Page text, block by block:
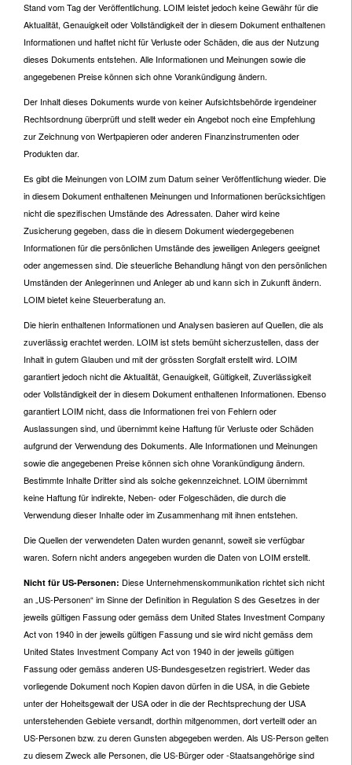
Stand vom Tag der Veröffentlichung. LOIM leistet jedoch keine Gewähr für die
Aktualität, Genauigkeit oder Vollständigkeit der in diesem Dokument enthaltenen
Informationen und haftet nicht für Verluste oder Schäden, die aus der Nutzung
dieses Dokuments entstehen. Alle Informationen und Meinungen sowie die
angegebenen Preise können sich ohne Vorankündigung ändern.
Der Inhalt dieses Dokuments wurde von keiner Aufsichtsbehörde irgendeiner
Rechtsordnung überprüft und stellt weder ein Angebot noch eine Empfehlung
zur Zeichnung von Wertpapieren oder anderen Finanzinstrumenten oder
Produkten dar.
Es gibt die Meinungen von LOIM zum Datum seiner Veröffentlichung wieder. Die
in diesem Dokument enthaltenen Meinungen und Informationen berücksichtigen
nicht die spezifischen Umstände des Adressaten. Daher wird keine
Zusicherung gegeben, dass die in diesem Dokument wiedergegebenen
Informationen für die persönlichen Umstände des jeweiligen Anlegers geeignet
oder angemessen sind. Die steuerliche Behandlung hängt von den persönlichen
Umständen der Anlegerinnen und Anleger ab und kann sich in Zukunft ändern.
LOIM bietet keine Steuerberatung an.
Die hierin enthaltenen Informationen und Analysen basieren auf Quellen, die als
zuverlässig erachtet werden. LOIM ist stets bemüht sicherzustellen, dass der
Inhalt in gutem Glauben und mit der grössten Sorgfalt erstellt wird. LOIM
garantiert jedoch nicht die Aktualität, Genauigkeit, Gültigkeit, Zuverlässigkeit
oder Vollständigkeit der in diesem Dokument enthaltenen Informationen. Ebenso
garantiert LOIM nicht, dass die Informationen frei von Fehlern oder
Auslassungen sind, und übernimmt keine Haftung für Verluste oder Schäden
aufgrund der Verwendung des Dokuments. Alle Informationen und Meinungen
sowie die angegebenen Preise können sich ohne Vorankündigung ändern.
Bestimmte Inhalte Dritter sind als solche gekennzeichnet. LOIM übernimmt
keine Haftung für indirekte, Neben- oder Folgeschäden, die durch die
Verwendung dieser Inhalte oder im Zusammenhang mit ihnen entstehen.
Die Quellen der verwendeten Daten wurden genannt, soweit sie verfügbar
waren. Sofern nicht anders angegeben wurden die Daten von LOIM erstellt.
Nicht für US-Personen: Diese Unternehmenskommunikation richtet sich nicht
an „US-Personen“ im Sinne der Definition in Regulation S des Gesetzes in der
jeweils gültigen Fassung oder gemäss dem United States Investment Company
Act von 1940 in der jeweils gültigen Fassung und sie wird nicht gemäss dem
United States Investment Company Act von 1940 in der jeweils gültigen
Fassung oder gemäss anderen US-Bundesgesetzen registriert. Weder das
vorliegende Dokument noch Kopien davon dürfen in die USA, in die Gebiete
unter der Hoheitsgewalt der USA oder in die der Rechtsprechung der USA
unterstehenden Gebiete versandt, dorthin mitgenommen, dort verteilt oder an
US-Personen bzw. zu deren Gunsten abgegeben werden. Als US-Person gelten
zu diesem Zweck alle Personen, die US-Bürger oder -Staatsangehörige sind